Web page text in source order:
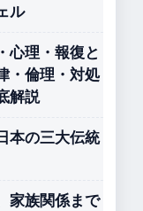
ル
心理・報復と
・倫理・対処
解説
本の三大伝統
家族関係まで